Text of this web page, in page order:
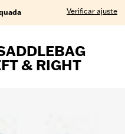
Verificar ajuste
& RIGHT